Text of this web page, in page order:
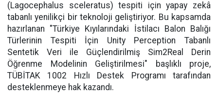
(Lagocephalus sceleratus) tespiti için yapay zekâ
tabanlı yenilikçi bir teknoloji geliştiriyor. Bu kapsamda
hazırlanan "Türkiye Kıyılarındaki İstilacı Balon Balığı
Türlerinin Tespiti İçin Unity Perception Tabanlı
Sentetik Veri ile Güçlendirilmiş Sim2Real Derin
Öğrenme Modelinin Geliştirilmesi" başlıklı proje,
TÜBİTAK 1002 Hızlı Destek Programı tarafından
desteklenmeye hak kazandı.